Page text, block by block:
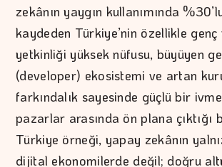
zekânın yaygın kullanımında
kaydeden Türkiye’nin özellikle
yetkinliği yüksek nüfusu, büyüyen
(developer) ekosistemi ve artan
farkındalık sayesinde güçlü bir
pazarlar arasında ön plana çıktığı
Türkiye örneği, yapay zekânın
dijital ekonomilerde değil; doğru